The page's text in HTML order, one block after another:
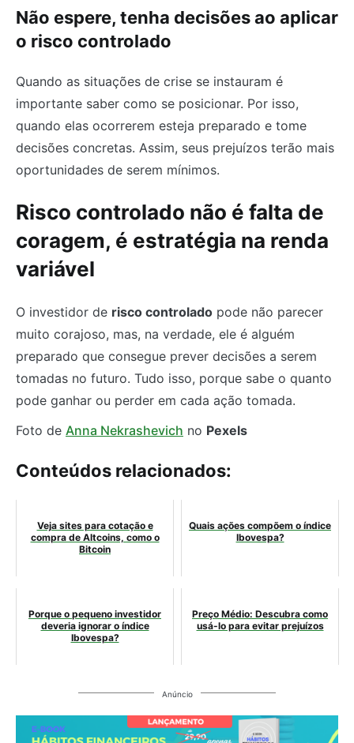
Não espere, tenha decisões ao aplicar
o risco controlado
Quando as situações de crise se instauram é
importante saber como se posicionar. Por isso,
quando elas ocorrerem esteja preparado e tome
decisões concretas. Assim, seus prejuízos terão mais
oportunidades de serem mínimos.
Risco controlado não é falta de
coragem, é estratégia na renda
variável
O investidor de risco controlado pode não parecer
muito corajoso, mas, na verdade, ele é alguém
preparado que consegue prever decisões a serem
tomadas no futuro. Tudo isso, porque sabe o quanto
pode ganhar ou perder em cada ação tomada.
Foto de Anna Nekrashevich no Pexels
Conteúdos relacionados:
Veja sites para cotação e
compra de Altcoins, como o
Bitcoin
Quais ações compõem o índice
Ibovespa?
Porque o pequeno investidor
deveria ignorar o índice
Ibovespa?
Preço Médio: Descubra como
usá-lo para evitar prejuízos
Anúncio